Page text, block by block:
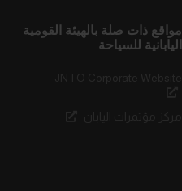
مواقع ذات صلة بالهيئة القومية
اليابانية للسياحة